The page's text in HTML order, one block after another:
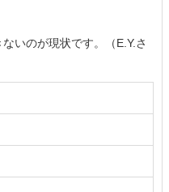
いのが現状です。（E.Y.さ